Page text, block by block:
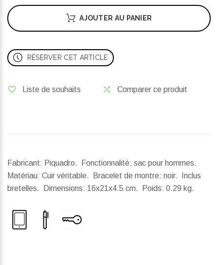
AJOUTER AU PANIER
RÉSERVER CET ARTICLE
Liste de souhaits Comparer ce produit
Fabricant: Piquadro. Fonctionnalité: sac pour hommes.
Matériau: Cuir véritable. Bracelet de montre: noir. Inclus
bretelles.
Dimensions: 16x21x4.5 cm. Poids: 0.29 kg.